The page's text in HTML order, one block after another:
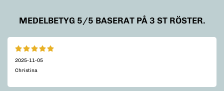
MEDELBETYG 5/5 BASERAT PÅ 3 ST RÖSTER.
2025-11-05
Christina